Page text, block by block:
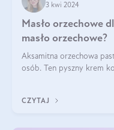
3 kwi 2024
Masło orzechowe
masło orzechowe?
Aksamitna orzechowa
osób. Ten pyszny krem
CZYTAJ